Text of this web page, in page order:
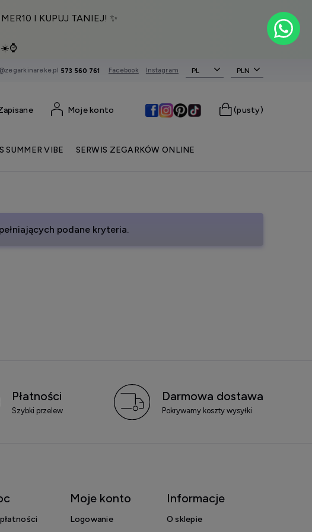
I KUPUJ TANIEJ! ✨
☀️⌚️
573 560 761 Facebook Instagram PL
(pusty)
Moje konto
SUMMER VIBE
SERWIS ZEGARKÓW ONLINE
podane kryteria.
Płatności
Szybki przelew
Darmowa dostawa
Pokrywamy koszty wysyłki
Moje konto
Logowanie
Informacje
O sklepie